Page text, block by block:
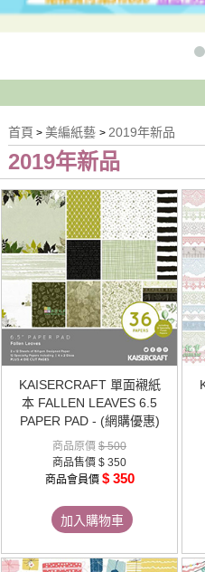
首頁 > 美編紙藝 > 2019年新品
2019年新品
KAISERCRAFT 單面襯紙
本 FALLEN LEAVES 6.5
PAPER PAD - (網購優惠)
商品原價 $ 500
商品售價 $ 350
商品會員價 $ 350
加入購物車